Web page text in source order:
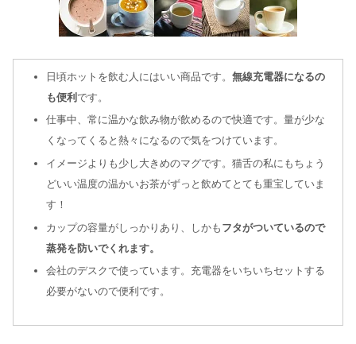
日頃ホットを飲む人にはいい商品です。無線充電器になるの
も便利です。
仕事中、常に温かな飲み物が飲めるので快適です。量が少な
くなってくると熱々になるので気をつけています。
イメージよりも少し大きめのマグです。猫舌の私にもちょう
どいい温度の温かいお茶がずっと飲めてとても重宝していま
す！
カップの容量がしっかりあり、しかも フタがついているので
蒸発を防いでくれます。
会社のデスクで使っています。充電器をいちいちセットする
必要がないので便利です。